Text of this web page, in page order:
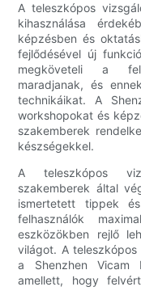
A teleszkópos
kihasználása
képzésben és
fejlődésével új
megköveteli a
maradjanak, és
technikáikat. A
workshopokat és
szakemberek
készségekkel.
A teleszkópos
szakemberek által
ismertetett tippek
felhasználók
eszközökben rejlő
világot. A
a Shenzhen Vicam
amellett, hogy